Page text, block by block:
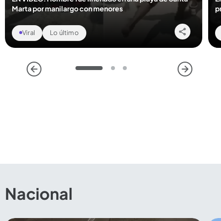
Marta por manilargo con menores
Viral Lo último
1 2 3
Nacional